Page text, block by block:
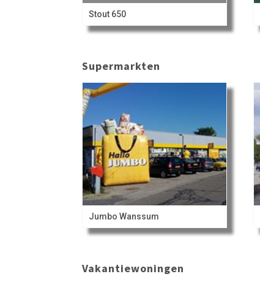
Stout 650
Supermarkten
Jumbo Wanssum
Vakantiewoningen